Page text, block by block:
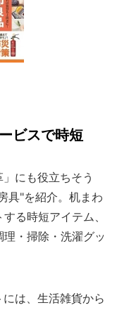
ビスで時短
にも役立ちそう
具"を紹介。机まわ
る時短アイテム、
・掃除・洗濯グッ
は、生活雑貨から